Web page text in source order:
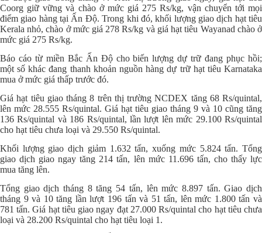
Coorg giữ vững và chào ở mức giá 275 Rs/kg, vận chuyển tới mọi
điểm giao hàng tại Ấn Độ. Trong khi đó, khối lượng giao dịch hạt tiêu
Kerala nhỏ, chào ở mức giá 278 Rs/kg và giá hạt tiêu Wayanad chào ở
mức giá 275 Rs/kg.
Báo cáo từ miền Bắc Ấn Độ cho biến lượng dự trữ đang phục hồi;
một số khác đang thanh khoản nguồn hàng dự trữ hạt tiêu Karnataka
mua ở mức giá thấp trước đó.
Giá hạt tiêu giao tháng 8 trên thị trường NCDEX tăng 68 Rs/quintal,
lên mức 28.555 Rs/quintal. Giá hạt tiêu giao tháng 9 và 10 cũng tăng
136 Rs/quintal và 186 Rs/quintal, lần lượt lên mức 29.100 Rs/quintal
cho hạt tiêu chưa loại và 29.550 Rs/quintal.
Khối lượng giao dịch giảm 1.632 tấn, xuống mức 5.824 tấn. Tổng
giao dịch giao ngay tăng 214 tấn, lên mức 11.696 tấn, cho thấy lực
mua tăng lên.
Tổng giao dịch tháng 8 tăng 54 tấn, lên mức 8.897 tấn. Giao dịch
tháng 9 và 10 tăng lần lượt 196 tấn và 51 tấn, lên mức 1.800 tấn và
781 tấn. Giá hạt tiêu giao ngay đạt 27.000 Rs/quintal cho hạt tiêu chưa
loại và 28.200 Rs/quintal cho hạt tiêu loại 1.